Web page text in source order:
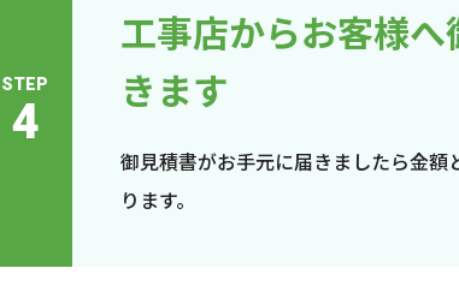
STEP
4
工事店からお客様
きます
御見積書がお手元に届きましたら金
ります。